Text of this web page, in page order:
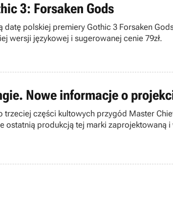
3: Forsaken Gods
polskiej premiery Gothic 3 Forsaken
wersji językowej i sugerowanej cenie 79zł.
Nowe informacje o
trzeciej części kultowych przygód Master
GameIndustry.biz.